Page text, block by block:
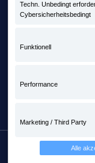
Techn. Unbedingt
Cybersicherheitsbedingt
Funktionell
Performance
Marketing / Third Party
Alle
Copyright ©